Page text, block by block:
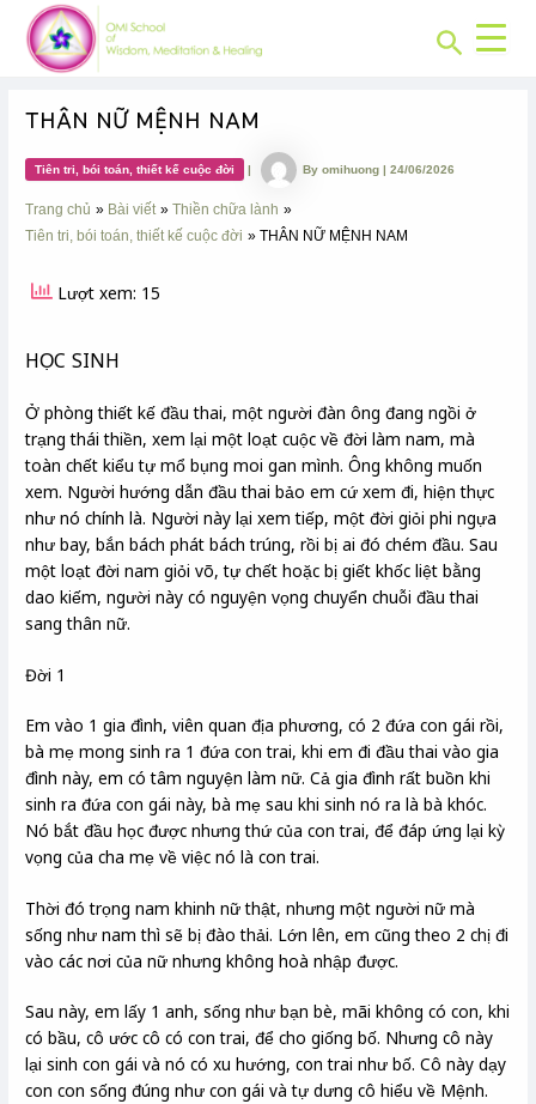
content
Search
THÂN NỮ MỆNH NAM
Tiên tri, bói toán, thiết kế cuộc đời | Byomihuong|24/06/2026
Trang chủ Bài viết
Thiền chữa lành
Tiên tri, bói toán, thiết kế cuộc đời
THÂN NỮ MỆNH NAM
Lượt xem: 15
HỌC SINH
Ở phòng thiết kế đầu thai, một người đàn ông đang ngồi ở
trạng thái thiền, xem lại một loạt cuộc về đời làm nam, mà
toàn chết kiểu tự mổ bụng moi gan mình. Ông không muốn
xem. Người hướng dẫn đầu thai bảo em cứ xem đi, hiện thực
như nó chính là. Người này lại xem tiếp, một đời giỏi phi ngựa
như bay, bắn bách phát bách trúng, rồi bị ai đó chém đầu. Sau
một loạt đời nam giỏi võ, tự chết hoặc bị giết khốc liệt bằng
dao kiếm, người này có nguyện vọng chuyển chuỗi đầu thai
sang thân nữ.
Đời 1
Em vào 1 gia đình, viên quan địa phương, có 2 đứa con gái rồi,
bà mẹ mong sinh ra 1 đứa con trai, khi em đi đầu thai vào gia
đình này, em có tâm nguyện làm nữ. Cả gia đình rất buồn khi
sinh ra đứa con gái này, bà mẹ sau khi sinh nó ra là bà khóc.
Nó bắt đầu học được nhưng thứ của con trai, để đáp ứng lại kỳ
vọng của cha mẹ về việc nó là con trai.
Thời đó trọng nam khinh nữ thật, nhưng một người nữ mà
sống như nam thì sẽ bị đào thải. Lớn lên, em cũng theo 2 chị đi
vào các nơi của nữ nhưng không hoà nhập được.
Sau này, em lấy 1 anh, sống như bạn bè, mãi không có con, khi
có bầu, cô ước cô có con trai, để cho giống bố. Nhưng cô này
lại sinh con gái và nó có xu hướng, con trai như bố. Cô này dạy
con con sống đúng như con gái và tự dưng cô hiểu về Mệnh.
Post
navigation
CHUYÊN
MỤC: